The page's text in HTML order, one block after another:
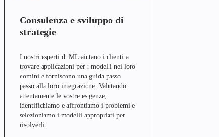
Consulenza e sviluppo di
strategie
I nostri esperti di ML aiutano i clienti a
trovare applicazioni per i modelli nei loro
domini e forniscono una guida passo
passo alla loro integrazione. Valutando
attentamente le vostre esigenze,
identifichiamo e affrontiamo i problemi e
selezioniamo i modelli appropriati per
risolverli.